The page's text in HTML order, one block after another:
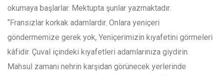
okumaya başlarlar. Mektupta şunlar yazmaktadır.
“Fransızlar korkak adamlardır. Onlara yeniçeri
göndermemize gerek yok, Yeniçerimizin kıyafetini görmeleri
kâfidir. Çuval içindeki kıyafetleri adamlarınıza giydirin.
Mahsul zamanı nehrin karşıdan görünecek yerlerinde